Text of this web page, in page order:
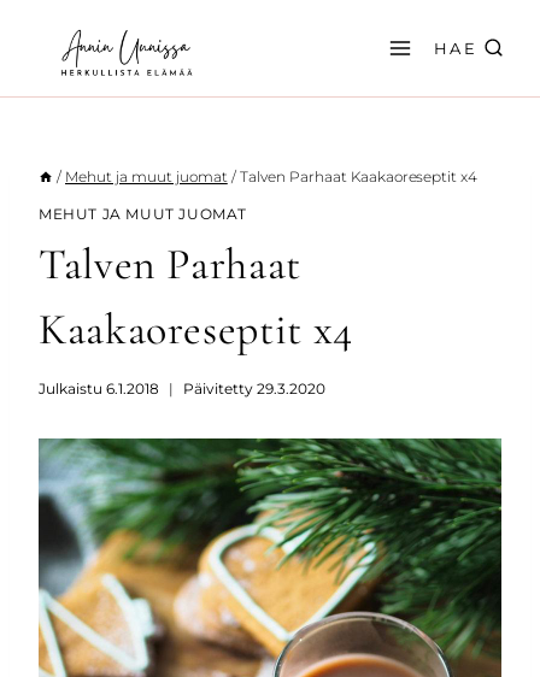
sisältöön
HAE
/ Mehut ja muut juomat / Talven Parhaat Kaakaoreseptit x4
MEHUT JA MUUT JUOMAT
Talven Parhaat
Kaakaoreseptit x4
Julkaistu 6.1.2018 Päivitetty 29.3.2020